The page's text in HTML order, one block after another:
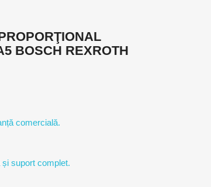
BOSCH REXROTH
comercială.
suport complet.